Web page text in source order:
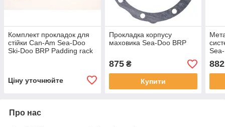
Комплект прокладок для
стійки Can-Am Sea-Doo
Ski-Doo BRP Padding rack
Ціну уточнюйте
Прокладка корпусу
маховика Sea-Doo BRP
875₴
Купити
882
Про нас